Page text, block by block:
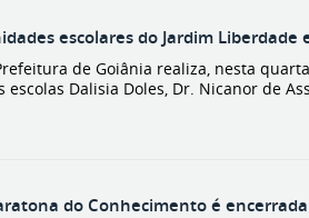
escolares do Jardim
de Goiânia realiza, nesta
escolas Dalisia Doles, Dr. Nicanor de
do Conhecimento é